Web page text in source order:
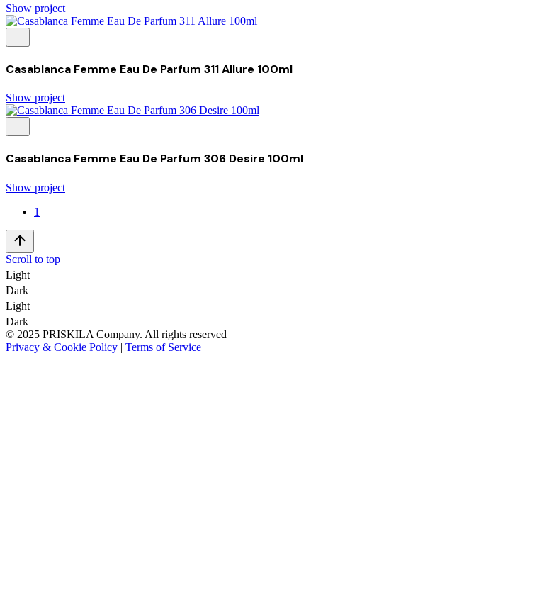
Show project
Casablanca Femme Eau De Parfum 311 Allure 100ml
Show project
Casablanca Femme Eau De Parfum 306 Desire 100ml
Show project
1
Scroll to top
Light
Dark
Light
Dark
© 2025 PRISKILA Company. All rights reserved
Privacy & Cookie Policy | Terms of Service